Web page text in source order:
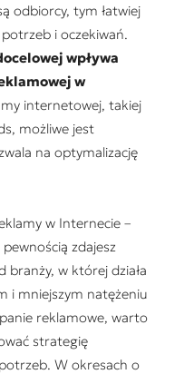
odbiorcy, tym łatwiej
i oczekiwań.
wpływa
w
internetowej, takiej
możliwe jest
na optymalizację
w Internecie –
zdajesz
branży, w której działa
i mniejszym natężeniu
reklamowe, warto
strategię
W okresach o